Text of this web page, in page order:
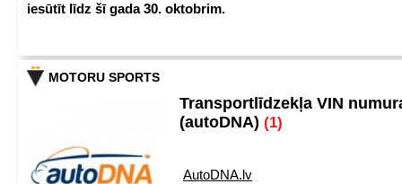
iesūtīt līdz šī gada 30. oktobrim.
MOTORU SPORTS
Transportlīdzekļa VIN
(autoDNA) (1)
AutoDNA.lv